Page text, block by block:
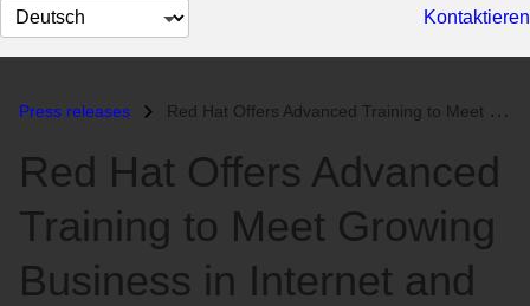
Sprache
auswählen
Kontaktieren
Press releases Red Hat Offers Advanced Training to Meet Growing Business in Internet...
Red Hat Offers Advanced
Training to Meet Growing
Business in Internet and